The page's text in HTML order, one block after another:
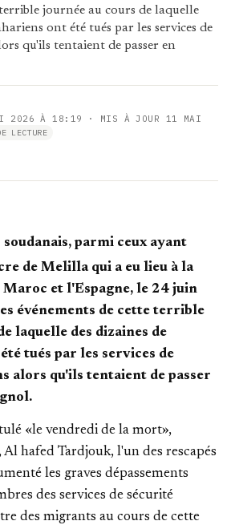
journée au cours de laquelle
ont été tués par les services de
qu'ils tentaient de passer en
2026 À 18:19
· MIS À JOUR 11 MAI
LECTURE
parmi ceux ayant
de Melilla qui a eu lieu à la
et l'Espagne, le 24 juin
événements de cette terrible
laquelle des dizaines de
tués par les services de
alors qu'ils tentaient de passer
«le vendredi de la mort»,
Al hafed Tardjouk, l'un des rescapés
les graves dépassements
des services de sécurité
des migrants au cours de cette